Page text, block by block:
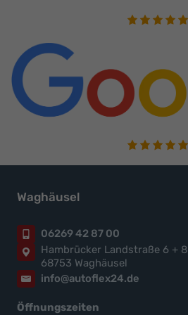
Waghäusel
06269 42 87 00
Hambrücker Landstraße 6 + 8
68753 Waghäusel
info@autoflex24.de
Öffnungszeiten